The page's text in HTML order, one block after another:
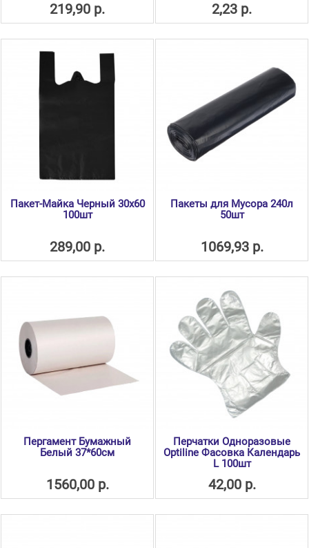
219,90 р. 2,23 р.
Пакет-Майка Черный 30x60
100шт
289,00 р.
Пакеты для Мусора 240л
50шт
1069,93 р.
Пергамент Бумажный
Белый 37*60см
1560,00 р.
Перчатки Одноразовые
Optiline Фасовка Календарь
L 100шт
42,00 р.